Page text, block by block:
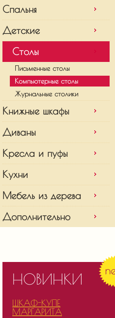
Спальня
Детские
Столы
Письменные столы
Компьютерные столы
Журнальные столики
Книжные шкафы
Диваны
Кресла и пуфы
Кухни
Мебель из дерева
Дополнительно
НОВИНКИ
ШКАФ-КУПЕ
МАРГАРИТА